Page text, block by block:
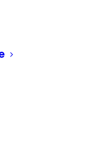
a